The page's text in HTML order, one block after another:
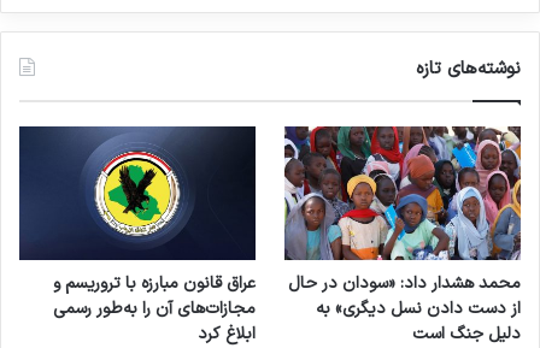
نوشته‌های تازه
محمد هشدار داد: «سودان در حال
از دست دادن نسل دیگری» به
دلیل جنگ است
عراق قانون مبارزه با تروریسم و
مجازات‌های آن را به‌طور رسمی
ابلاغ کرد